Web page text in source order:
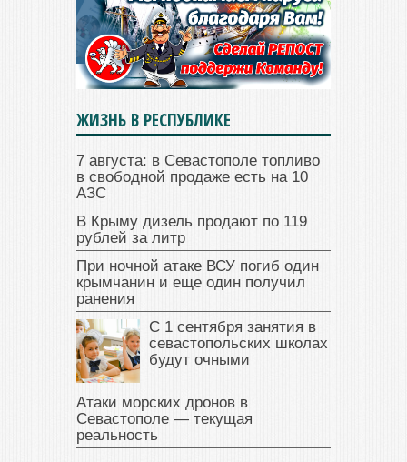
ЖИЗНЬ В РЕСПУБЛИКЕ
7 августа: в Севастополе топливо
в свободной продаже есть на 10
АЗС
В Крыму дизель продают по 119
рублей за литр
При ночной атаке ВСУ погиб один
крымчанин и еще один получил
ранения
С 1 сентября занятия в
севастопольских школах
будут очными
Атаки морских дронов в
Севастополе — текущая
реальность